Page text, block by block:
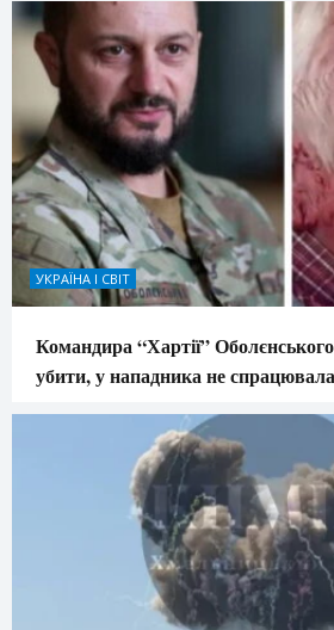
УКРАЇНА І СВІТ
Командира “Хартії”
убити, у нападника не